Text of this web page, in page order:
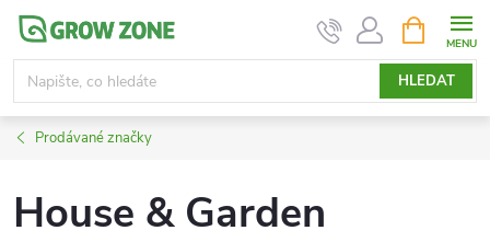
Přejít
obsah
HLEDAT
NÁKUPNÍ
KOŠÍK
Prodávané značky
House & Garden